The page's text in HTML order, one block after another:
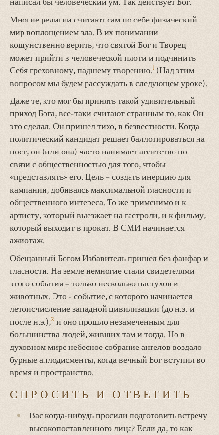
Многие религии считают сам по себе физический
мир воплощением зла. В их понимании
кощунственно верить, что святой Бог и Творец
может прийти в человеческой плоти и подчинить
Себя греховному, падшему творению.1 (Над этим
вопросом мы будем рассуждать в следующем уроке).
Даже те, кто мог бы принять такой удивительный
приход Бога, все-таки считают странным то, как Он
это сделал. Он пришел тихо, в безвестности. Когда
политический кандидат решает баллотироваться на
пост, он (или она) часто нанимает агентство по
связи с общественностью для того, чтобы
«представлять» его. Цель – создать инерцию для
кампании, добиваясь максимальной гласности и
общественного интереса. То же применимо и к
артисту, который выезжает на гастроли, и к фильму,
который выходит в прокат. В СМИ начинается
ажиотаж.
Обещанный Богом Избавитель пришел без фанфар и
гласности. На земле немногие стали свидетелями
этого события – только несколько пастухов и
животных. Это - событие, с которого начинается
летоисчисление западной цивилизации (до н.э. и
после н.э.),2 и оно прошло незамеченным для
большинства людей, живших там и тогда. Но в
духовном мире небесное собрание ангелов воздало
бурные аплодисменты, когда вечный Бог вступил во
время и пространство.
СПРОСИТЬ И ОТВЕТИТЬ
Вас когда-нибудь просили подготовить встречу
высокопоставленного лица? Если да, то как